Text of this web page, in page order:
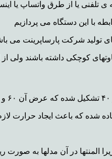
یا از طرق واتساپ یا
با این دستگاه می پردازیم
تولید شرکت پارساپرینت می
کوچکی داشته باشند ولی
شده که باعث ایجاد حرارت
المنتها در آن مدلها به